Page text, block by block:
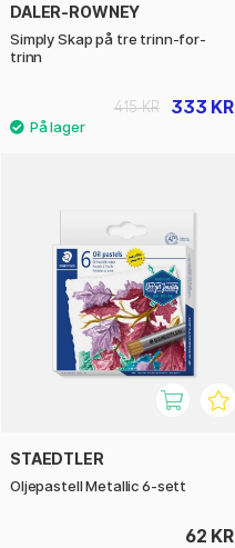
DALER-ROWNEY
Simply Skap på tre trinn-for-
trinn
333 KR
415 KR
STAEDTLER
Oljepastell Metallic 6-sett
62 KR